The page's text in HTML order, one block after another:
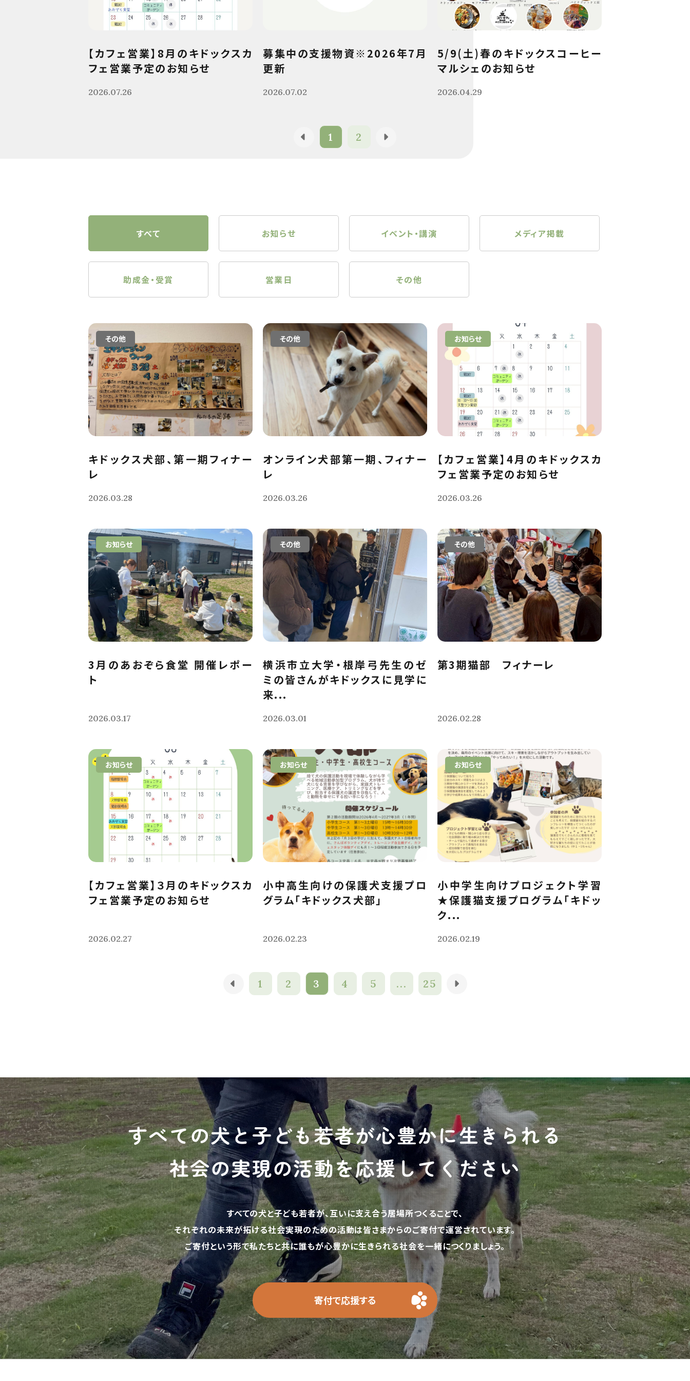
【カフェ営業】8月のキドックスカ
フェ営業予定のお知らせ
2026.07.26
募集中の支援物資※2026年7月
更新
2026.07.02
5/9(土)春のキドックスコーヒー
マルシェのお知らせ
2026.04.29
1 2
すべて お知らせ イベント・講演 メディア掲載
助成金・受賞 営業日 その他
その他
キドックス犬部、第一期フィナー
レ
2026.03.28
その他
オンライン犬部第一期、フィナー
レ
2026.03.26
お知らせ
【カフェ営業】4月のキドックスカ
フェ営業予定のお知らせ
2026.03.26
お知らせ
3月のあおぞら食堂 開催レポー
ト
2026.03.17
その他
横浜市立大学・根岸弓先生のゼ
ミの皆さんがキドックスに見学に
来...
2026.03.01
その他
第3期猫部 フィナーレ
2026.02.28
お知らせ
【カフェ営業】３月のキドックスカ
フェ営業予定のお知らせ
2026.02.27
お知らせ
小中高生向けの保護犬支援プロ
グラム「キドックス犬部」
2026.02.23
お知らせ
小中学生向けプロジェクト学習
★保護猫支援プログラム「キドッ
ク...
2026.02.19
1 2 3 4 5 ... 25
すべての犬と子ども若者が心豊かに生きられる
社会の実現の活動を応援してください
すべての犬と子ども若者が、互いに支え合う居場所つくることで、
それぞれの未来が拓ける社会実現のための活動は皆さまからのご寄付で運営されています。
ご寄付という形で私たちと共に誰もが心豊かに生きられる社会を一緒につくりましょう。
寄付で応援する